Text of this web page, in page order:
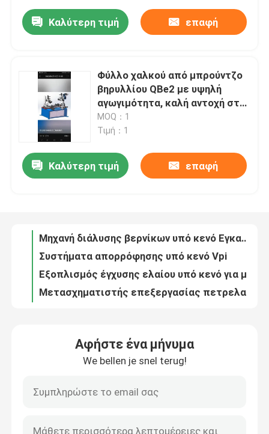
Αρχική Σελίδα
Προϊόντα
Σχετικά με εμάς
Ποιοτικός έλεγχος
επαφή
άνεμος μηχανή μετασχηματιστών
εξοπλισμός επεξεργασίας πετρελαίου
Φούρνος μετασχηματιστή
Καλύτερη τιμή επαφή
Φύλλο χαλκού από μπρούντζο
βηρυλλίου QBe2 με υψηλή
αγωγιμότητα, καλή αντοχή στην
τριβή και αντοχή στη διάβρωση
για μετασχηματιστές
MOQ：1
Τιμή：1
Καλύτερη τιμή επαφή
Μηχανή διάλυσης βερνίκων υπό κενό Εγκατάσταση ξήρανσης για μηχανή χύτευσης ρητίνης υπό κενό κλάσης H
CT PT Ενέχυση μετασχηματιστή εξοπλισμού επεξεργασίας πετρελαίου
Εποξυδερκτικό σκληροποιητή υπογάθμιου χύτευσης Συστήματα συνδυασμού
Αφήστε ένα μήνυμα
We bellen je snel terug!